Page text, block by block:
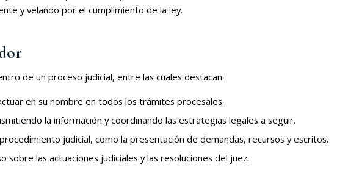
y velando por el cumplimiento de la ley.
de un proceso judicial, entre las cuales destacan:
en su nombre en todos los trámites procesales.
la información y coordinando las estrategias legales a seguir.
judicial, como la presentación de demandas, recursos y escritos.
las actuaciones judiciales y las resoluciones del juez.